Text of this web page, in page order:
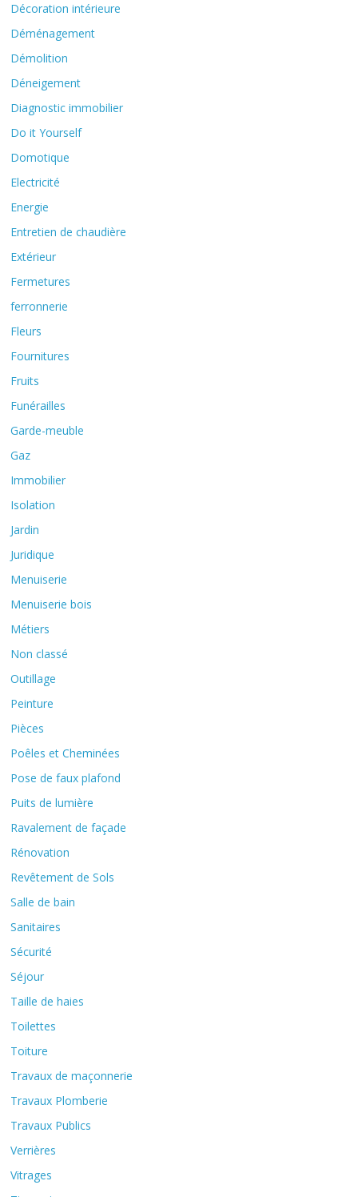
Décoration intérieure
Déménagement
Démolition
Déneigement
Diagnostic immobilier
Do it Yourself
Domotique
Electricité
Energie
Entretien de chaudière
Extérieur
Fermetures
ferronnerie
Fleurs
Fournitures
Fruits
Funérailles
Garde-meuble
Gaz
Immobilier
Isolation
Jardin
Juridique
Menuiserie
Menuiserie bois
Métiers
Non classé
Outillage
Peinture
Pièces
Poêles et Cheminées
Pose de faux plafond
Puits de lumière
Ravalement de façade
Rénovation
Revêtement de Sols
Salle de bain
Sanitaires
Sécurité
Séjour
Taille de haies
Toilettes
Toiture
Travaux de maçonnerie
Travaux Plomberie
Travaux Publics
Verrières
Vitrages